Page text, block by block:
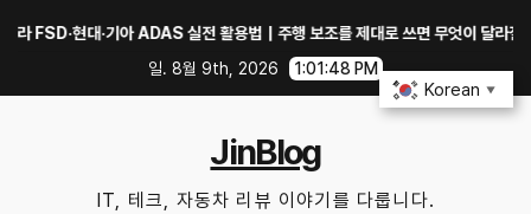
현대·기아 ADAS 실전 활용법｜주행 보조를 제대로 쓰면 무엇이 달라질까?
일. 8월 9th, 2026
1:01:48 PM
JinBlog
IT, 테크, 자동차 리뷰 이야기를 다룹니다.
Korean ▼